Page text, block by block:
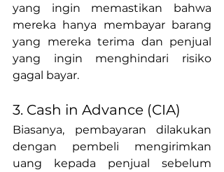
yang ingin memastikan bahwa
mereka hanya membayar barang
yang mereka terima dan penjual
yang ingin menghindari risiko
gagal bayar.
3. Cash in Advance (CIA)
Biasanya, pembayaran dilakukan
dengan pembeli mengirimkan
uang kepada penjual sebelum